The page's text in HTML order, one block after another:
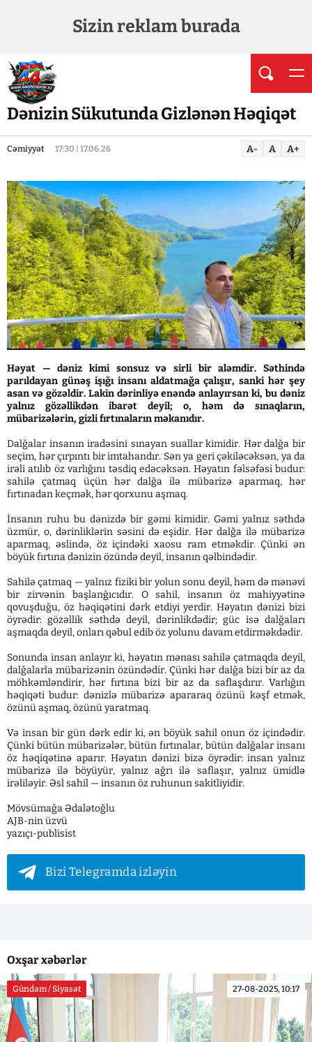
Sizin reklam burada
Dənizin Sükutunda Gizlənən Həqiqət
Cəmiyyət 17:30 | 17.06.26 A- A A+
Həyat — dəniz kimi sonsuz və sirli bir aləmdir. Səthində
parıldayan günəş işığı insanı aldatmağa çalışır, sanki hər şey
asan və gözəldir. Lakin dərinliyə enəndə anlayırsan ki, bu dəniz
yalnız gözəllikdən ibarət deyil; o, həm də sınaqların,
mübarizələrin, gizli fırtınaların məkanıdır.
Dalğalar insanın iradəsini sınayan suallar kimidir. Hər dalğa bir
seçim, hər çırpıntı bir imtahandır. Sən ya geri çəkiləcəksən, ya da
irəli atılıb öz varlığını təsdiq edəcəksən. Həyatın fəlsəfəsi budur:
sahilə çatmaq üçün hər dalğa ilə mübarizə aparmaq, hər
fırtınadan keçmək, hər qorxunu aşmaq.
İnsanın ruhu bu dənizdə bir gəmi kimidir. Gəmi yalnız səthdə
üzmür, o, dərinliklərin səsini də eşidir. Hər dalğa ilə mübarizə
aparmaq, əslində, öz içindəki xaosu ram etməkdir. Çünki ən
böyük fırtına dənizin özündə deyil, insanın qəlbindədir.
Sahilə çatmaq — yalnız fiziki bir yolun sonu deyil, həm də mənəvi
bir zirvənin başlanğıcıdır. O sahil, insanın öz mahiyyətinə
qovuşduğu, öz həqiqətini dərk etdiyi yerdir. Həyatın dənizi bizi
öyrədir: gözəllik səthdə deyil, dərinlikdədir; güc isə dalğaları
aşmaqda deyil, onları qəbul edib öz yolunu davam etdirməkdədir.
Sonunda insan anlayır ki, həyatın mənası sahilə çatmaqda deyil,
dalğalarla mübarizənin özündədir. Çünki hər dalğa bizi bir az da
möhkəmləndirir, hər fırtına bizi bir az da saflaşdırır. Varlığın
həqiqəti budur: dənizlə mübarizə apararaq özünü kəşf etmək,
özünü aşmaq, özünü yaratmaq.
Və insan bir gün dərk edir ki, ən böyük sahil onun öz içindədir.
Çünki bütün mübarizələr, bütün fırtınalar, bütün dalğalar insanı
öz həqiqətinə aparır. Həyatın dənizi bizə öyrədir: insan yalnız
mübarizə ilə böyüyür, yalnız ağrı ilə saflaşır, yalnız ümidlə
irəliləyir. Əsl sahil — insanın öz ruhunun sakitliyidir.
Mövsümağa Ədalətoğlu
AJB-nin üzvü
yazıçı-publisist
Bizi Telegramda izləyin
Oxşar xəbərlər
Gündəm / Siyasət 27-08-2025, 10:17